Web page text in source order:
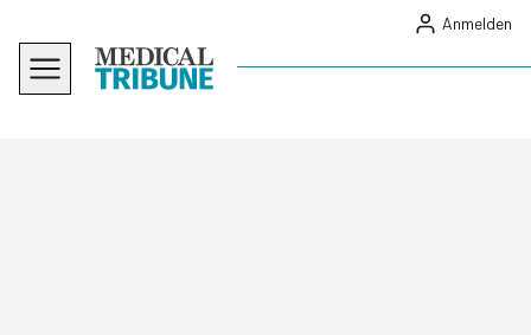
Anmelden